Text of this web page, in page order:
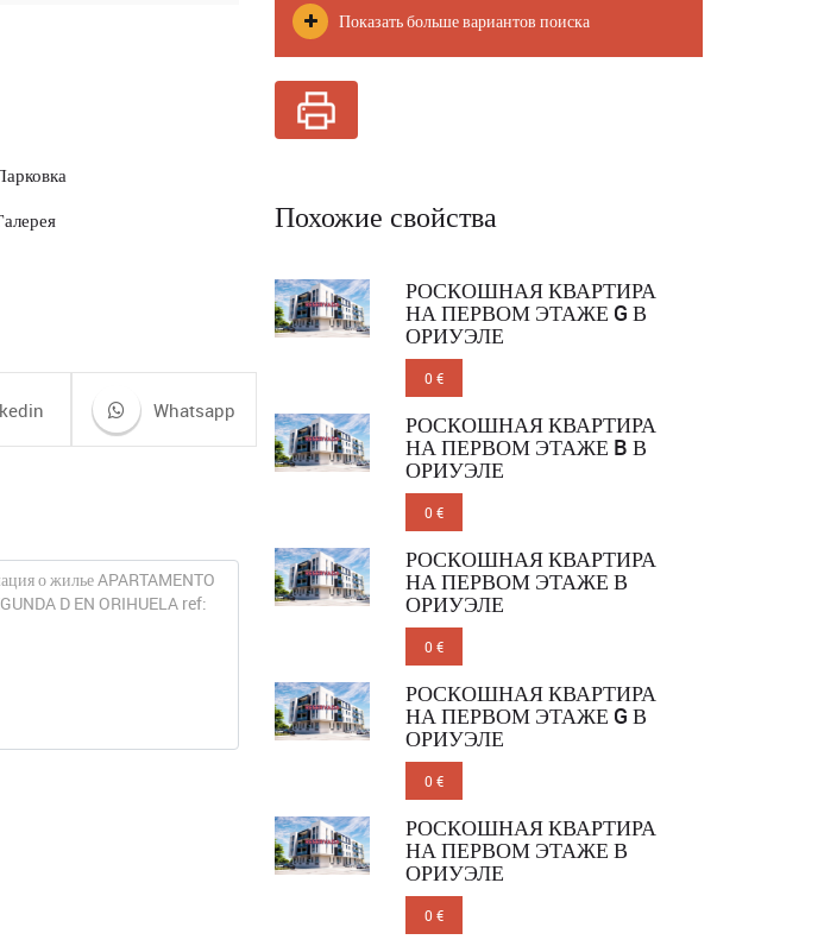
Whatsapp
Показать больше вариантов поиска
Похожие свойства
РОСКОШНАЯ КВАРТИРА
НА ПЕРВОМ ЭТАЖЕ G В
ОРИУЭЛЕ
0 €
РОСКОШНАЯ КВАРТИРА
НА ПЕРВОМ ЭТАЖЕ B В
ОРИУЭЛЕ
0 €
РОСКОШНАЯ КВАРТИРА
НА ПЕРВОМ ЭТАЖЕ В
ОРИУЭЛЕ
0 €
РОСКОШНАЯ КВАРТИРА
НА ПЕРВОМ ЭТАЖЕ G В
ОРИУЭЛЕ
0 €
РОСКОШНАЯ КВАРТИРА
НА ПЕРВОМ ЭТАЖЕ В
ОРИУЭЛЕ
0 €